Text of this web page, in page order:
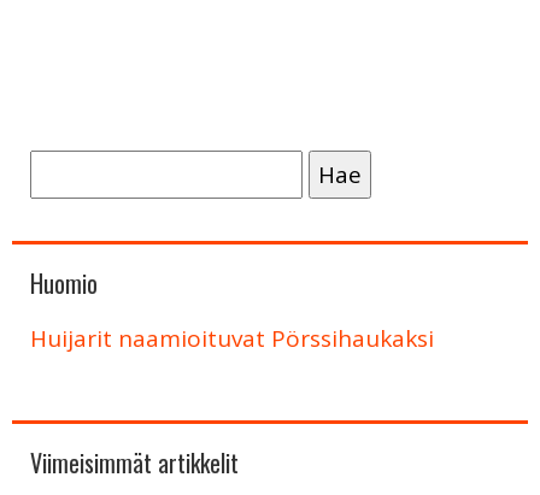
Huomio
Huijarit naamioituvat Pörssihaukaksi
Viimeisimmät artikkelit